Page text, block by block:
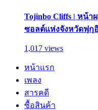
Tojinbo Cliffs | หน้
ซอลต์แห่งจังหวัดฟุกุ
1,017 views
หน้าแรก
เพลง
สารคดี
ซื้อสินค้า